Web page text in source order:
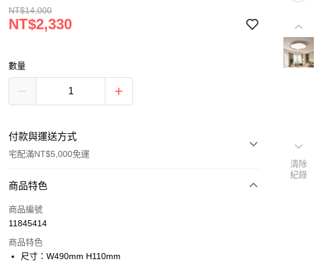
NT$14,000
NT$2,330
數量
付款與運送方式
宅配滿NT$5,000免運
付款方式
信用卡一次付款
Apple Pay
商品特色
商品編號
11845414
商品特色
尺寸：W490mm H110mm
清除
紀錄